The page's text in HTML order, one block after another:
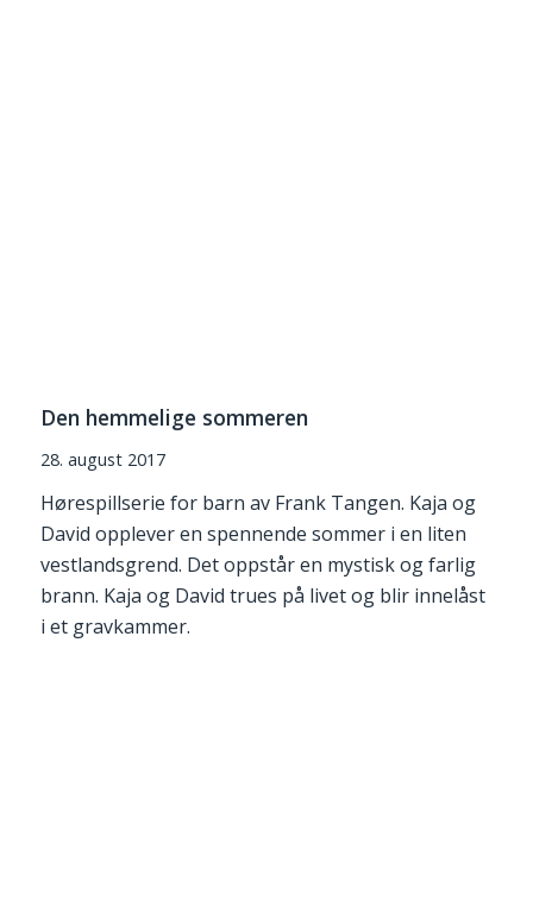
Den hemmelige sommeren
28. august 2017
Hørespillserie for barn av Frank Tangen. Kaja og
David opplever en spennende sommer i en liten
vestlandsgrend. Det oppstår en mystisk og farlig
brann. Kaja og David trues på livet og blir innelåst
i et gravkammer.